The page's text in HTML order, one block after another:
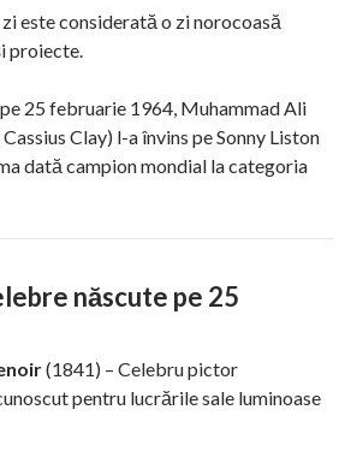
este considerată o zi norocoasă
proiecte.
25 februarie 1964, Muhammad Ali
Clay) l-a învins pe Sonny Liston
dată campion mondial la categoria
născute pe 25
(1841) – Celebru pictor
pentru lucrările sale luminoase